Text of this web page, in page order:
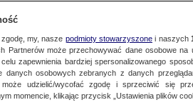
my, nasze podmioty stowarzyszonei naszych
Partnerów może przechowywać dane osobowe na
zapewnienia bardziej spersonalizowanego
danych osobowych zebranych z danych
udzielić/wycofać zgodę i sprzeciwić się
momencie, klikając przycisk „Ustawienia plików